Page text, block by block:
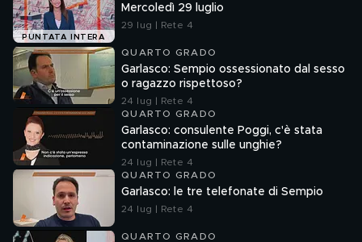
PUNTATA INTERA
Mercoledì 29 luglio
29 lug | Rete 4
QUARTO GRADO
Garlasco: Sempio ossessionato dal sesso
o ragazzo rispettoso?
24 lug | Rete 4
QUARTO GRADO
Garlasco: consulente Poggi, c'è stata
contaminazione sulle unghie?
24 lug | Rete 4
QUARTO GRADO
Garlasco: le tre telefonate di Sempio
24 lug | Rete 4
QUARTO GRADO